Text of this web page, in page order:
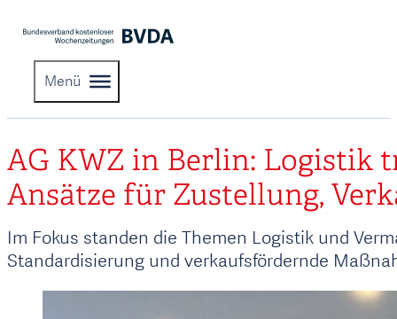
Menü
AG KWZ in Berlin: Logistik
Ansätze für Zustellung,
Im Fokus standen die Themen Logistik und
Standardisierung und verkaufsfördernde